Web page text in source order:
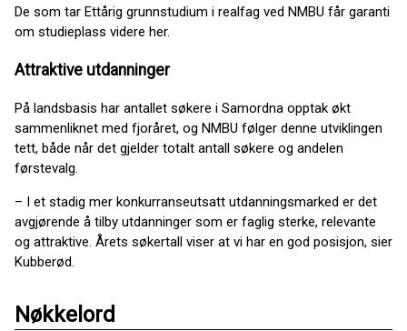
De som tar Ettårig grunnstudium i realfag ved NMBU får garanti
om studieplass videre her.
Attraktive utdanninger
På landsbasis har antallet søkere i Samordna opptak økt
sammenliknet med fjoråret, og NMBU følger denne utviklingen
tett, både når det gjelder totalt antall søkere og andelen
førstevalg.
– I et stadig mer konkurranseutsatt utdanningsmarked er det
avgjørende å tilby utdanninger som er faglig sterke, relevante
og attraktive. Årets søkertall viser at vi har en god posisjon, sier
Kubberød.
Nøkkelord